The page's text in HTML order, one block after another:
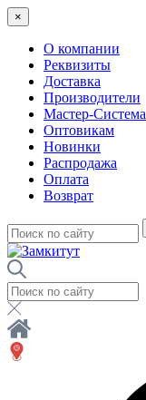
×
О компании
Реквизиты
Доставка
Производители
Мастер-Система
Оптовикам
Новинки
Распродажа
Оплата
Возврат